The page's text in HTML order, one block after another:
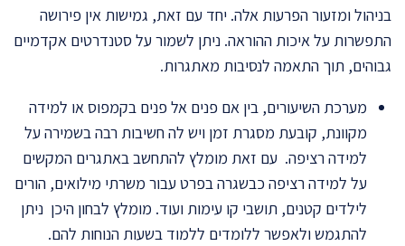
בניהול ומזעור הפרעות אלה. יחד עם זאת, גמישות אין פירושה
התפשרות על איכות ההוראה. ניתן לשמור על סטנדרטים אקדמיים
גבוהים, תוך התאמה לנסיבות מאתגרות.
מערכת השיעורים, בין אם פנים אל פנים בקמפוס או למידה
מקוונת, קובעת מסגרת זמן ויש לה חשיבות רבה בשמירה על
למידה רציפה. עם זאת מומלץ להתחשב באתגרים המקשים
על למידה רציפה כבשגרה בפרט עבור משרתי מילואים, הורים
לילדים קטנים, תושבי קו עימות ועוד. מומלץ לבחון היכן ניתן
להתגמש ולאפשר ללומדים ללמוד בשעות הנוחות להם.